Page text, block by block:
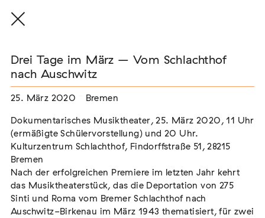
THE THREAD THAT HOLDS / DER FADEN,
DER HÄLT
Extern
22. Juli 2026 - 04. Oktober 2026 Augsburg
Drei Tage im März – Vom Schlachthof
nach Auschwitz
25. März 2020 Bremen
Dokumentarisches Musiktheater, 25. März 2020, 11 Uhr
(ermäßigte Schülervorstellung) und 20 Uhr.
Kulturzentrum Schlachthof, Findorffstraße 51, 28215
Bremen
Nach der erfolgreichen Premiere im letzten Jahr kehrt
das Musiktheaterstück, das die Deportation von 275
Sinti und Roma vom Bremer Schlachthof nach
Auschwitz-Birkenau im März 1943 thematisiert, für zwei